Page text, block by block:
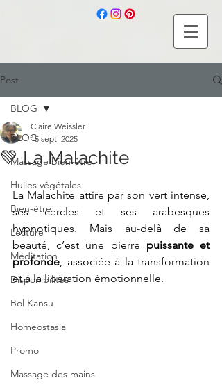
Post
BLOG
Massage bien-être
Huiles végétales
Bien-être
Lecture
Méditation
Disponibilités
Bol Kansu
Homeostasia
Promo
Massage des mains
BLOG
💚 La Malachite
Claire Weissler
15 sept. 2025
La Malachite attire par son vert intense,
ses cercles et ses arabesques
hypnotiques. Mais au-delà de sa
beauté, c’est une pierre puissante et
profonde, associée à la transformation
et à la libération émotionnelle.